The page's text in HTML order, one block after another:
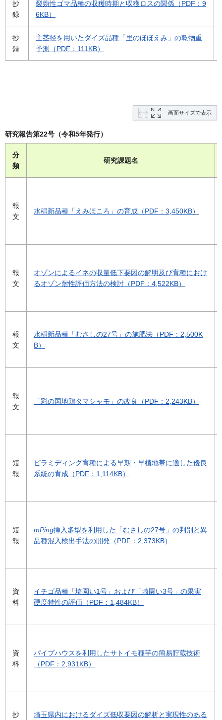
抄
録
裂蒴性ゴマ品種の収穫時期と収穫ロスの関係（PDF：9
6KB）
抄
録
主茎径を用いたダイズ品種「里のほほえみ」の乾物重
予測（PDF：111KB）
画面サイズで表示
研究報告第22号（令和5年発行）
分
類
研究課題名
報
文
水稲新品種「えみほころ」の育成（PDF：3,450KB）
報
文
オゾンによるイネの収量低下要因の解明及び育種におけ
るオゾン耐性評価方法の検討（PDF：4,522KB）
報
文
水稲新品種「むさしの27号」の施肥法（PDF：2,500K
B）
報
文
「彩の国地鶏タマシャモ」の改良（PDF：2,243KB）
短
報
ピラミディング育種による早期・早植地帯に適した優良
系統の育成（PDF：1,114KB）
短
報
mPing挿入多型を利用した「むさしの27号」の判別と異
品種混入検出手法の開発（PDF：2,373KB）
資
料
イチゴ品種「埼園い1号」および「埼園い3号」の果実
硬度特性の評価（PDF：1,484KB）
資
料
パイプハウスを利用したサトイモ種芋の簡易貯蔵技術
（PDF：2,931KB）
抄
埼玉県内におけるダイズ低収要因の解析と実現性のある